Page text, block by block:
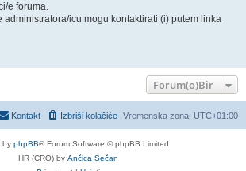
e foruma.
administratora/icu mogu kontaktirati (i) putem linka
Forum(o)Bir
Vremenska zona: UTC+01:00
Izbriši kolačiće
Kontakt
by phpBB® Forum Software © phpBB Limited
HR (CRO) by Ančica Sečan